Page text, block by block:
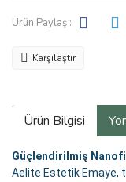
Ürün Paylaş :
Karşılaştır
Ürün Bilgisi
Güçlendirilmiş
Aelite Estetik Emaye,